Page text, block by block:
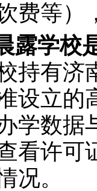
费等）
露学校
持有济
设立的
学数据
看许可
况。